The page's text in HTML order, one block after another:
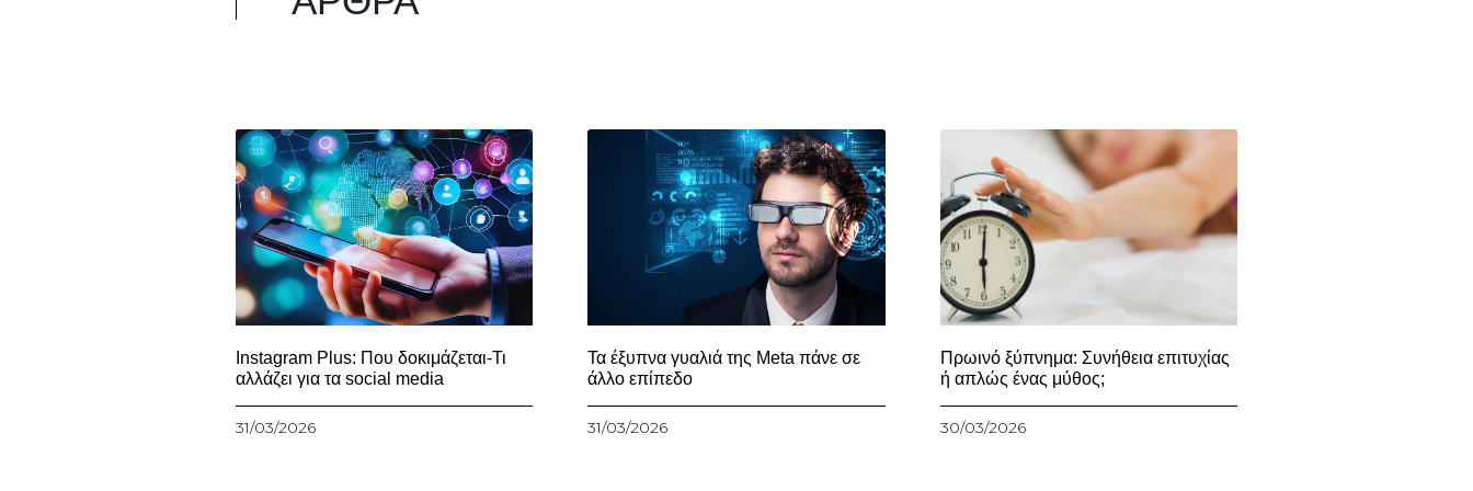
Instagram Plus: Που δοκιμάζεται-Τι
αλλάζει για τα social media
31/03/2026
Τα έξυπνα γυαλιά της Meta πάνε σε
άλλο επίπεδο
31/03/2026
Πρωινό ξύπνημα: Συνήθεια επιτυχίας
ή απλώς ένας μύθος;
30/03/2026